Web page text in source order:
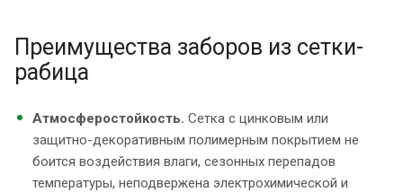
Преимущества заборов из сетки-
рабица
Атмосферостойкость. Сетка с цинковым или
защитно-декоративным полимерным покрытием не
боится воздействия влаги, сезонных перепадов
температуры, неподвержена электрохимической и